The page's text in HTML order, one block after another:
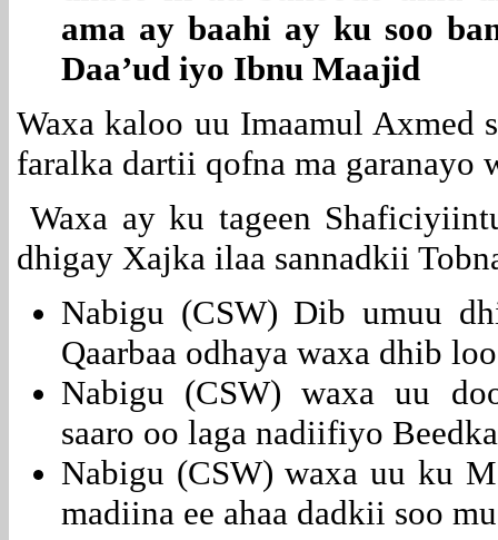
ama ay baahi ay ku soo
Daa’ud iyo Ibnu Maajid
Waxa kaloo uu Imaamul Axmed
faralka dartii qofna ma garanayo
Waxa ay ku tageen
dhigay Xajka ilaa sannadkii
Nabigu (CSW) Dib umuu
Qaarbaa odhaya waxa dhib
Nabigu (CSW) waxa uu
saaro oo laga nadiifiyo
Nabigu (CSW) waxa uu ku
madiina ee ahaa dadkii soo